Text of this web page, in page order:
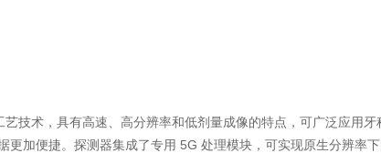
技术，具有高速、高分辨率和低剂量成像的特点，可广泛应用牙
更加便捷。探测器集成了专用 5G 处理模块，可实现原生分辨率